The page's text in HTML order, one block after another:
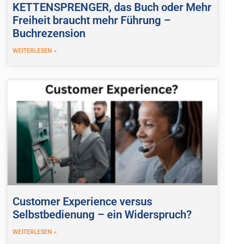
KETTENSPRENGER, das Buch oder Mehr
Freiheit braucht mehr Führung –
Buchrezension
WEITERLESEN »
Customer Experience versus
Selbstbedienung – ein Widerspruch?
WEITERLESEN »